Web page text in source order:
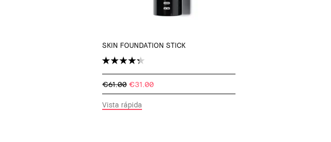
SKIN FOUNDATION STICK
€61.00 €31.00
Vista rápida